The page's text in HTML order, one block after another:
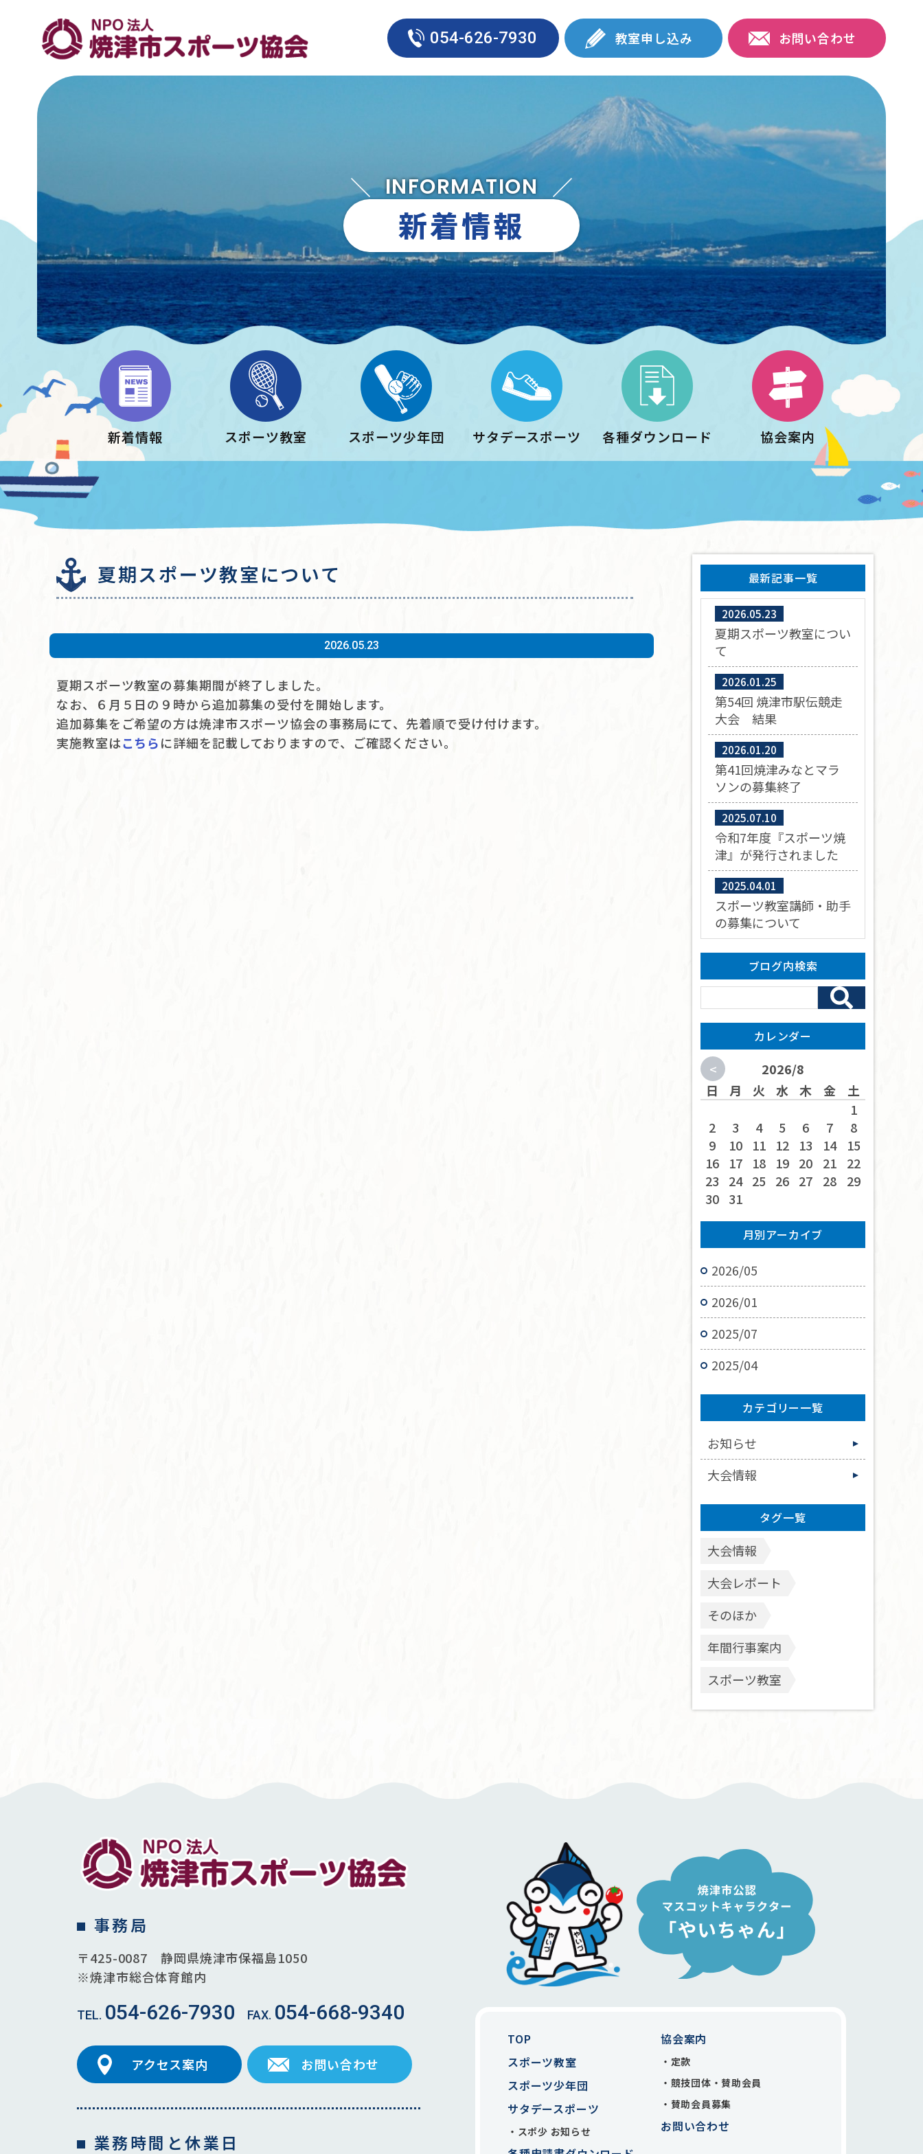
054-626-7930 教室申し込み お問い合わせ
INFORMATION
新着情報
新着情報 スポーツ教室 スポーツ少年団 サタデースポーツ 各種ダウンロード 協会案内
夏期スポーツ教室について
2026.05.23
夏期スポーツ教室の募集期間が終了しました。
なお、６月５日の９時から追加募集の受付を開始します。
追加募集をご希望の方は焼津市スポーツ協会の事務局にて、先着順で受け付けます。
実施教室はこちらに詳細を記載しておりますので、ご確認ください。
最新記事一覧
2026.05.23
夏期スポーツ教室につい
て
2026.01.25
第54回 焼津市駅伝競走
大会 結果
2026.01.20
第41回焼津みなとマラ
ソンの募集終了
2025.07.10
令和7年度『スポーツ焼
津』が発行されました
2025.04.01
スポーツ教室講師・助手
の募集について
ブログ内検索
カレンダー
<
2026/8
日
月 火 水 木 金
土
1
2
3 4 5 6 7
8
9
10 11 12 13 14
15
16
17 18 19 20 21
22
23
24 25 26 27 28
29
30 31
月別アーカイブ
2026/05
2026/01
2025/07
2025/04
カテゴリー一覧
お知らせ
大会情報
タグ一覧
大会情報
大会レポート
そのほか
年間行事案内
スポーツ教室
事務局
〒425-0087 静岡県焼津市保福島1050
※焼津市総合体育館内
054-626-7930 054-668-9340
アクセス案内 お問い合わせ
業務時間と休業日
TOP
スポーツ教室
スポーツ少年団
サタデースポーツ
スポ少 お知らせ
協会案内
定款
競技団体・賛助会員
賛助会員募集
お問い合わせ